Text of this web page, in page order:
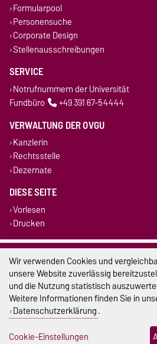
Formularpool
Personensuche
Corporate Design
Stellenausschreibungen
SERVICE
Notrufnummern der Universität
Fundbüro
+49 391 67-54444
VERWALTUNG DER OVGU
Kanzlerin
Rechtsstelle
Dezernate
DIESE SEITE
Vorlesen
Drucken
Impressum
Datenschutz
Cookie-
Wir verwenden Cookies und
unsere Website zuverlässig
und die Nutzung statistisch
Weitere Informationen finden Sie in
Datenschutzerklärung.
Cookie-Einstellungen